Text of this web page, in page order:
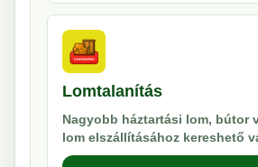
Lomtalanítás
Nagyobb háztartási lom, bútor
lom elszállításához kereshető